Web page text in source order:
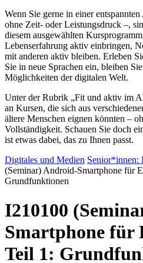
Wenn Sie gerne in einer
ohne Zeit- oder Leistungsdruck –,
diesem ausgewählten
Lebenserfahrung aktiv einbringen,
mit anderen aktiv bleiben. Erleben
Sie in neue Sprachen ein, bleiben
Möglichkeiten der digitalen Welt.
Unter der Rubrik „Fit und aktiv im
an Kursen, die sich aus
ältere Menschen eignen könnten –
Vollständigkeit. Schauen Sie doch
ist etwas dabei, das zu Ihnen passt.
Digitales und Medien Senior*innen:
(Seminar) Android-Smartphone für
Grundfunktionen
I210100
Smartphone für
Teil 1: